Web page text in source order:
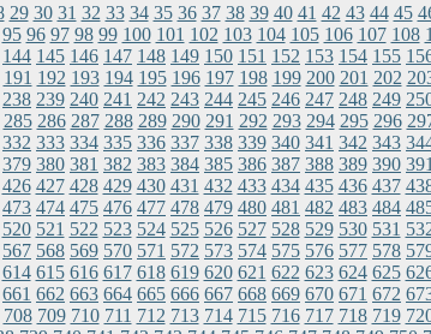
29 30 31 32 33 34 35 36 37 38 39 40 41 42 43 44 45
95 96 97 98 99 100 101 102 103 104 105 106 107 108
144 145 146 147 148 149 150 151 152 153 154 155
191 192 193 194 195 196 197 198 199 200 201 202
238 239 240 241 242 243 244 245 246 247 248 249
285 286 287 288 289 290 291 292 293 294 295 296
332 333 334 335 336 337 338 339 340 341 342 343
379 380 381 382 383 384 385 386 387 388 389 390 391
426 427 428 429 430 431 432 433 434 435 436 437
473 474 475 476 477 478 479 480 481 482 483 484
520 521 522 523 524 525 526 527 528 529 530 531
567 568 569 570 571 572 573 574 575 576 577 578
614 615 616 617 618 619 620 621 622 623 624 625
661 662 663 664 665 666 667 668 669 670 671 672
708 709 710 711 712 713 714 715 716 717 718 719